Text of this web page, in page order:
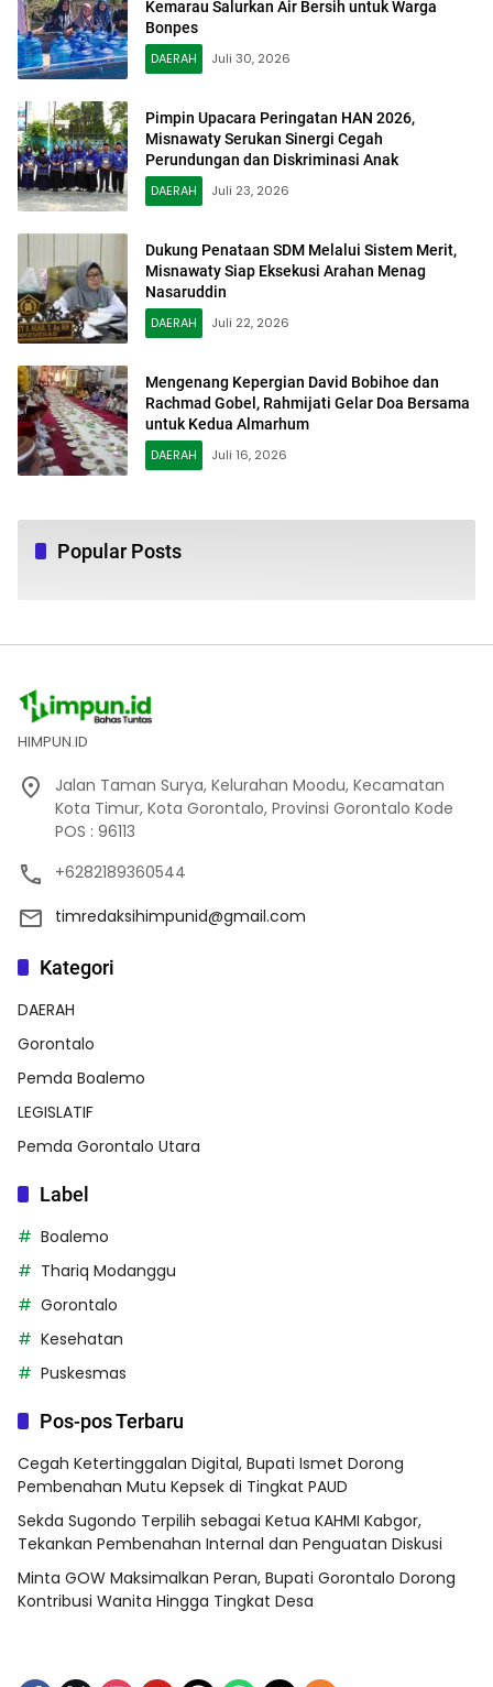
Kemarau Salurkan Air Bersih untuk Warga
Bonpes
DAERAH
Juli 30, 2026
Pimpin Upacara Peringatan HAN 2026,
Misnawaty Serukan Sinergi Cegah
Perundungan dan Diskriminasi Anak
DAERAH
Juli 23, 2026
Dukung Penataan SDM Melalui Sistem Merit,
Misnawaty Siap Eksekusi Arahan Menag
Nasaruddin
DAERAH
Juli 22, 2026
Mengenang Kepergian David Bobihoe dan
Rachmad Gobel, Rahmijati Gelar Doa Bersama
untuk Kedua Almarhum
DAERAH
Juli 16, 2026
Popular Posts
HIMPUN.ID
Jalan Taman Surya, Kelurahan Moodu, Kecamatan
Kota Timur, Kota Gorontalo, Provinsi Gorontalo Kode
POS : 96113
+6282189360544
timredaksihimpunid@gmail.com
Kategori
DAERAH
Gorontalo
Pemda Boalemo
LEGISLATIF
Pemda Gorontalo Utara
Label
Boalemo
Thariq Modanggu
Gorontalo
Kesehatan
Puskesmas
Pos-pos Terbaru
Cegah Ketertinggalan Digital, Bupati Ismet Dorong
Pembenahan Mutu Kepsek di Tingkat PAUD
Sekda Sugondo Terpilih sebagai Ketua KAHMI Kabgor,
Tekankan Pembenahan Internal dan Penguatan Diskusi
Minta GOW Maksimalkan Peran, Bupati Gorontalo Dorong
Kontribusi Wanita Hingga Tingkat Desa